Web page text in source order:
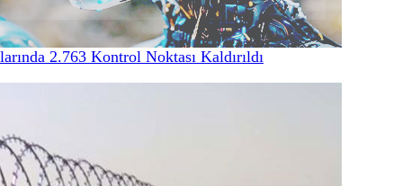
2.763 Kontrol Noktası Kaldırıldı